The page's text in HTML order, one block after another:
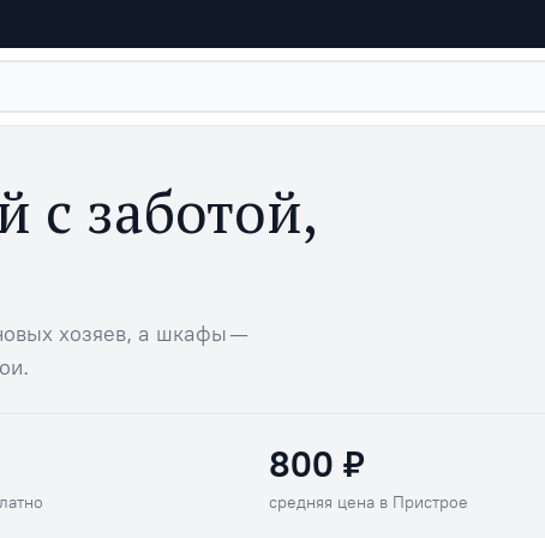
с заботой,
хозяев, а шкафы —
Средняя цена в Пристрое
800 ₽
средняя цена в Пристрое